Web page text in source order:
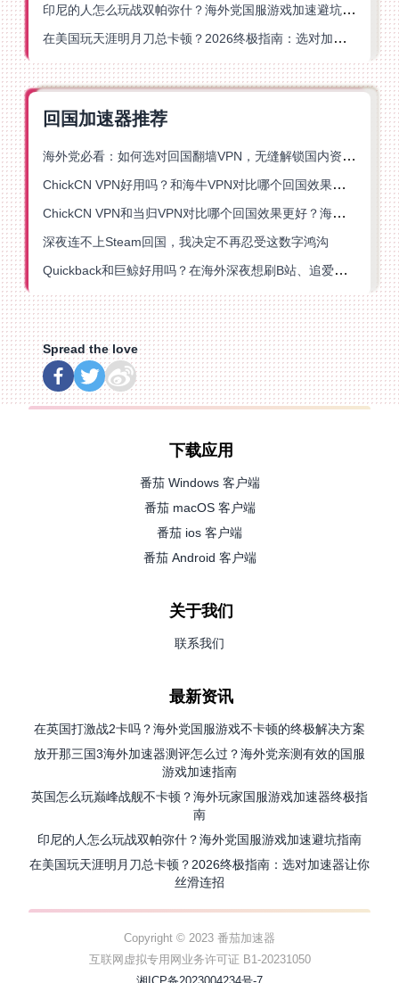
印尼的人怎么玩战双帕弥什？海外党国服游戏加速避坑指南
在美国玩天涯明月刀总卡顿？2026终极指南：选对加速器让你丝滑连招
回国加速器推荐
海外党必看：如何选对回国翻墙VPN，无缝解锁国内资源？
ChickCN VPN好用吗？和海牛VPN对比哪个回国效果更好？
ChickCN VPN和当归VPN对比哪个回国效果更好？海外党亲测后选了它
深夜连不上Steam回国，我决定不再忍受这数字鸿沟
Quickback和巨鲸好用吗？在海外深夜想刷B站、追爱奇艺的你，或许正需要这份答案
Spread the love
下载应用
番茄 Windows 客户端
番茄 macOS 客户端
番茄 ios 客户端
番茄 Android 客户端
关于我们
联系我们
最新资讯
在英国打激战2卡吗？海外党国服游戏不卡顿的终极解决方案
放开那三国3海外加速器测评怎么过？海外党亲测有效的国服
游戏加速指南
英国怎么玩巅峰战舰不卡顿？海外玩家国服游戏加速器终极指
南
印尼的人怎么玩战双帕弥什？海外党国服游戏加速避坑指南
在美国玩天涯明月刀总卡顿？2026终极指南：选对加速器让你
丝滑连招
Copyright © 2023 番茄加速器
互联网虚拟专用网业务许可证 B1-20231050